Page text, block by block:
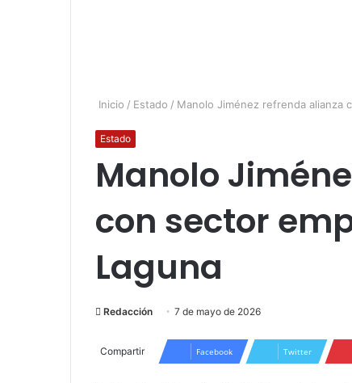
Inicio / Estado / Manolo Jiménez refrenda alianza
Estado
Manolo
con sector
Laguna
Redacción 7 de mayo de 2026
Compartir Facebook Twitter